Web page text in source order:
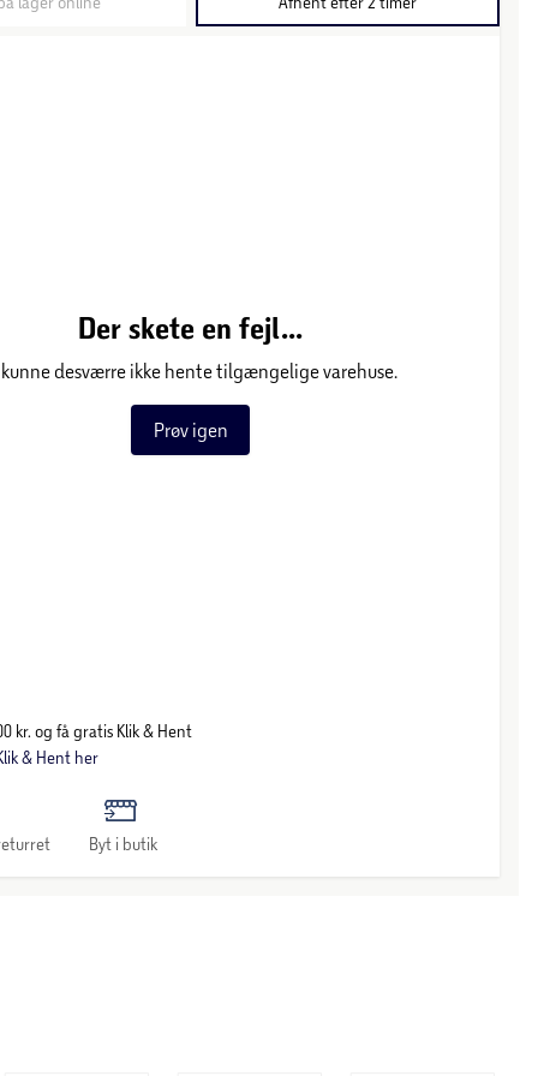
Der skete en fejl...
kunne desværre ikke hente tilgængelige varehuse.
Prøv igen
kr. og få gratis Klik & Hent
& Hent her
Byt i butik